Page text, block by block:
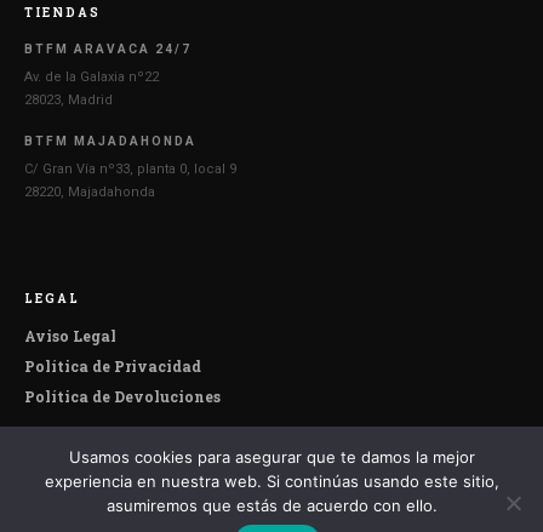
TIENDAS
BTFM ARAVACA 24/7
Av. de la Galaxia nº22
28023, Madrid
BTFM MAJADAHONDA
C/ Gran Vía nº33, planta 0, local 9
28220, Majadahonda
LEGAL
Aviso Legal
Política de Privacidad
Política de Devoluciones
© 2026 Botefumeiro. Todos los derechos reservados.
Usamos cookies para asegurar que te damos la mejor
experiencia en nuestra web. Si continúas usando este sitio,
asumiremos que estás de acuerdo con ello.